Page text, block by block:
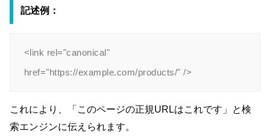
記述例：
<link rel="canonical"
これにより、「このページの正規URLはこれです」と検
索エンジンに伝えられます。